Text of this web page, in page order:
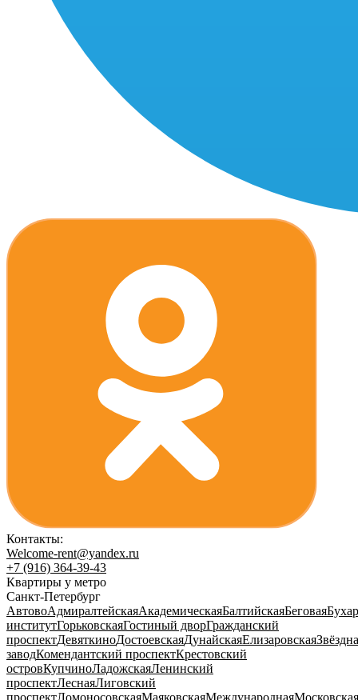
Контакты:
Welcome-rent@yandex.ru
+7 (916) 364-39-43
Квартиры у метро
Санкт-Петербург
АвтовоАдмиралтейскаяАкадемическаяБалтийскаяБеговая
институтГорьковскаяГостиный дворГражданский
проспектДевяткиноДостоевскаяДунайскаяЕлизаровская
заводКомендантский проспектКрестовский
островКупчиноЛадожскаяЛенинский
проспектЛеснаяЛиговский
проспектЛомоносовскаяМаяковскаяМеждународнаяМосковская